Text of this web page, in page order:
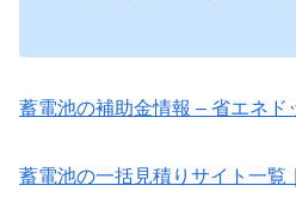
蓄電池の補助金情報 – 省エネド
蓄電池の一括見積りサイト一覧